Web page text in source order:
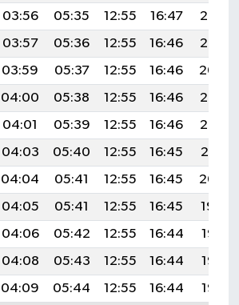
03:56 05:35 12:55 16:47
20:05
03:57 05:36 12:55 16:46
20:05
03:59 05:37 12:55 16:46
20:04
04:00 05:38 12:55 16:46
20:03
04:01 05:39 12:55 16:46
20:02
04:03 05:40 12:55 16:45
20:01
04:04 05:41 12:55 16:45
20:00
04:05 05:41 12:55 16:45
19:59
04:06 05:42 12:55 16:44
19:58
04:08 05:43 12:55 16:44
19:57
04:09 05:44 12:55 16:44
19:55